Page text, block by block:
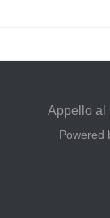
Appello al
Powered